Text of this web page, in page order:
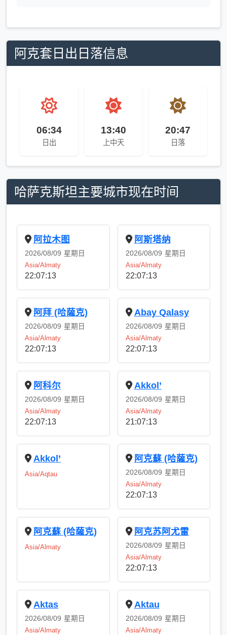
阿克套日出日落信息
06:34
日出
13:40
上中天
20:47
日落
哈萨克斯坦主要城市现在时间
阿拉木图
2026/08/09 星期日
Asia/Almaty
22:07:14
阿斯塔纳
2026/08/09 星期日
Asia/Almaty
22:07:14
阿拜 (哈薩克)
2026/08/09 星期日
Asia/Almaty
22:07:14
Abay Qalasy
2026/08/09 星期日
Asia/Almaty
22:07:14
阿科尔
2026/08/09 星期日
Asia/Almaty
22:07:14
Akkol’
2026/08/09 星期日
Asia/Almaty
21:07:14
Akkol’
Asia/Aqtau
阿克蘇 (哈薩克)
2026/08/09 星期日
Asia/Almaty
22:07:14
阿克蘇 (哈薩克)
Asia/Almaty
阿克苏阿尤雷
2026/08/09 星期日
Asia/Almaty
22:07:14
Aktas
2026/08/09 星期日
Asia/Almaty
Aktau
2026/08/09 星期日
Asia/Almaty